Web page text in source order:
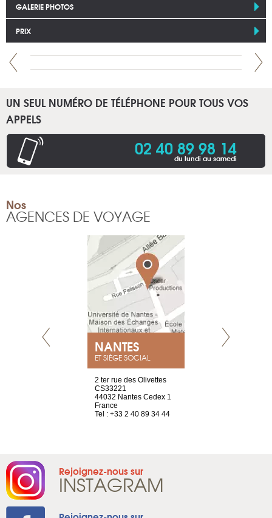
GALERIE PHOTOS
PRIX
UN SEUL NUMÉRO DE TÉLÉPHONE POUR TOUS VOS
APPELS
02 40 89 98 14
du lundi au samedi
Nos
AGENCES DE VOYAGE
NANTES
ET SIÈGE SOCIAL
2 ter rue des Olivettes
CS33221
44032 Nantes Cedex 1
France
Tel : +33 2 40 89 34 44
Rejoignez-nous sur
INSTAGRAM